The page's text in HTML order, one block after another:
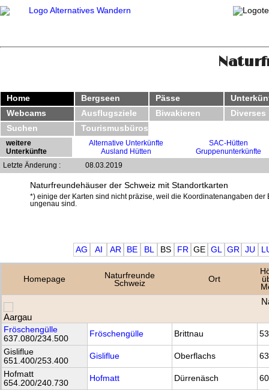
Home Bergseen Pässe
Webcams
Ausflugsziele Biwakieren
Diverses
Suchen
Tourismusbüros
weitere
Unterkünfte
Alternative Unterkünfte
Ausland Hütten
SAC-Hütten
Gruppenunterkünfte
Letzte Änderung :
08.03.2019
Naturfreundehäuser der Schweiz mit Standortkarten
*) einige der Karten sind nicht präzise, weil die Koordinatenangaben der
ungenau sind.
AG AI AR BE BL BS FR GE GL GR JU
Homepage
Naturfreunde
Schweiz
Ort
Fröschengülle
637.080/234.500
Fröschengülle Brittnau
Gisliflue
651.400/253.400
Gisliflue Oberflachs
Hofmatt
654.200/240.730
Hofmatt Dürrenäsch